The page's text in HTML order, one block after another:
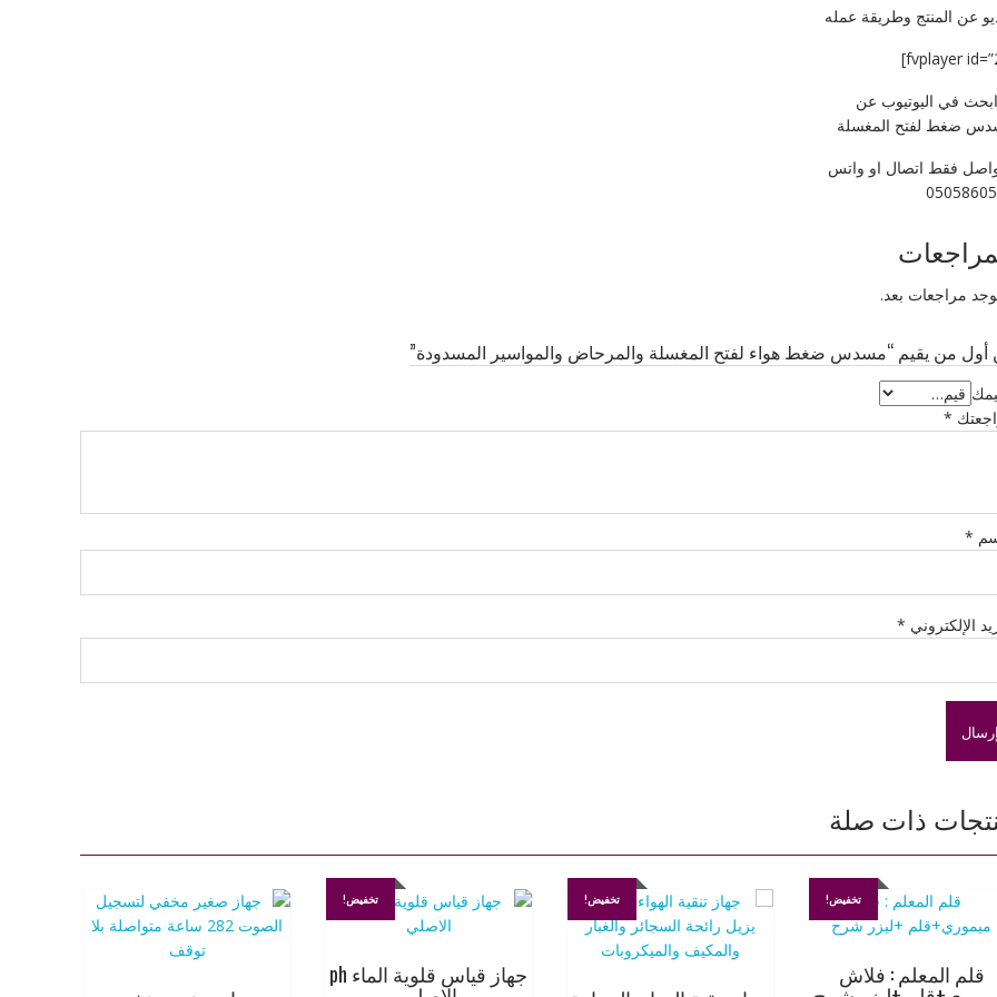
عن المنتج وطريقة عمله
في اليوتيوب عن
ضغط لفتح المغسلة
فقط اتصال او واتس
مراجعات بعد.
أول من يقيم “مسدس ضغط هواء لفتح المغسلة والمرحاض والمواسير المسدودة”
*
*
الإلكتروني *
ذات صلة
تخفيض!
قلم المعلم : فلاش
تخفيض! تخفيض!
جهاز قياس قلوية الماء ph